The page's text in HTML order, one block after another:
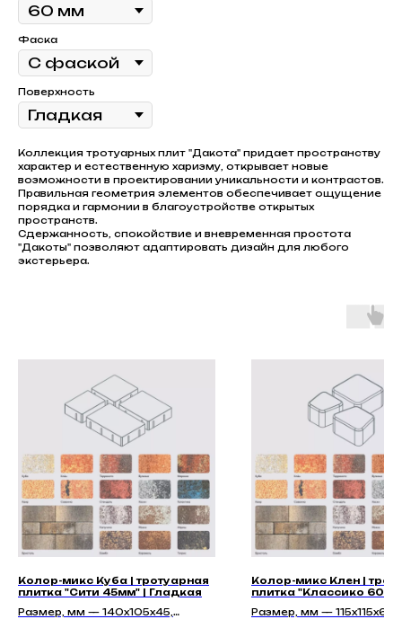
Фаска
Поверхность
Коллекция тротуарных плит "Дакота" придает пространству
характер и естественную харизму, открывает новые
возможности в проектировании уникальности и контрастов.
Правильная геометрия элементов обеспечивает ощущение
порядка и гармонии в благоустройстве открытых
пространств.
Сдержанность, спокойствие и вневременная простота
"Дакоты" позволяют адаптировать дизайн для любого
экстерьера.
Колор-микс Куба | тротуарная
плитка "Сити 45мм" | Гладкая
Размер, мм — 140х105х45,
Колор-микс Клен |
плитка "Классико
Размер, мм — 115х115х60,